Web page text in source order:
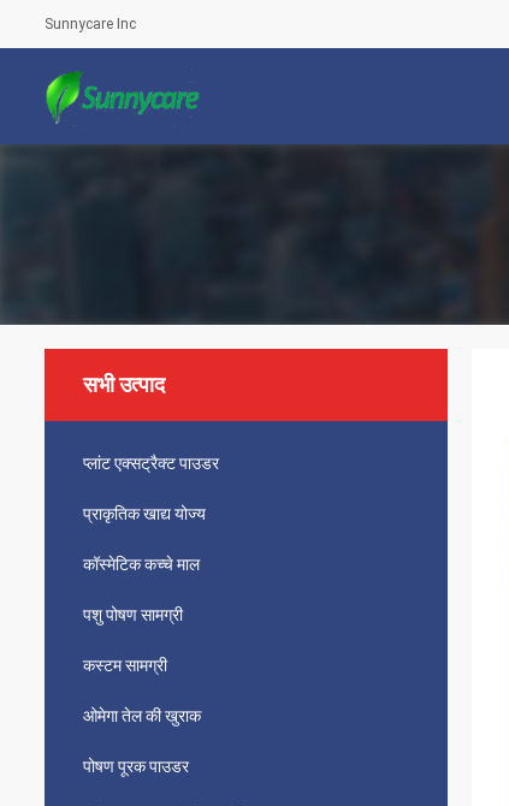
Sunnycare Inc
सभी उत्पाद
प्लांट एक्सट्रैक्ट पाउडर
प्राकृतिक खाद्य योज्य
कॉस्मेटिक कच्चे माल
पशु पोषण सामग्री
कस्टम सामग्री
ओमेगा तेल की खुराक
पोषण पूरक पाउडर